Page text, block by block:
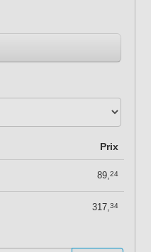
Prix
89,24
317,34